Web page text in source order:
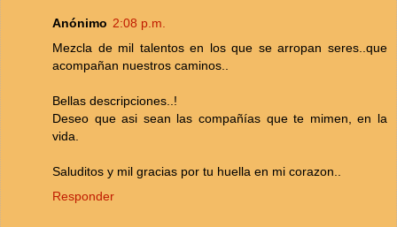
Anónimo 2:08 p.m.
Mezcla de mil talentos en los que se arropan seres..que
acompañan nuestros caminos..
Bellas descripciones..!
Deseo que asi sean las compañías que te mimen, en la
vida.
Saluditos y mil gracias por tu huella en mi corazon..
Responder